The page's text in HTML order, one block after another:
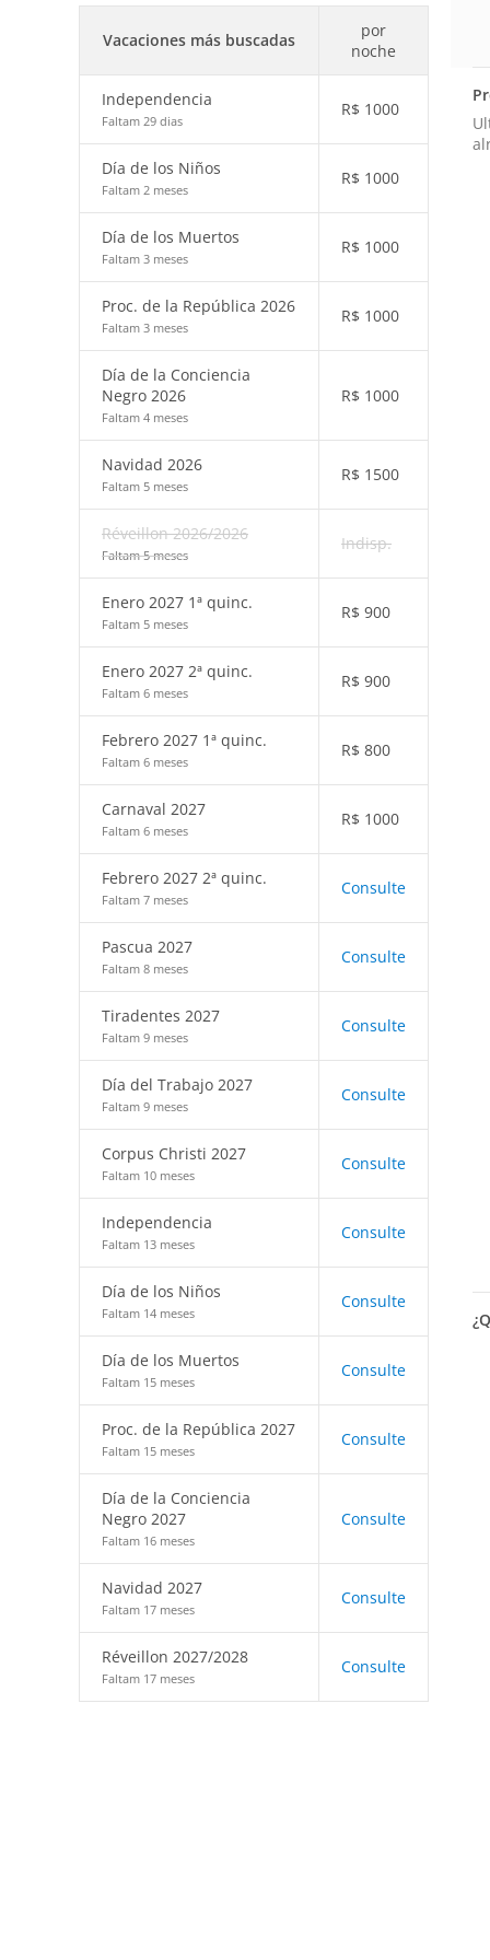
Vacaciones más buscadas
por
noche
Independencia
Faltam 29 dias
R$ 1000
Día de los Niños
Faltam 2 meses
R$ 1000
Día de los Muertos
Faltam 3 meses
R$ 1000
Proc. de la República 2026
Faltam 3 meses
R$ 1000
Día de la Conciencia
Negro 2026
Faltam 4 meses
R$ 1000
Navidad 2026
Faltam 5 meses
R$ 1500
Réveillon 2026/2026
Faltam 5 meses
Indisp.
Enero 2027 1ª quinc.
Faltam 5 meses
R$ 900
Enero 2027 2ª quinc.
Faltam 6 meses
R$ 900
Febrero 2027 1ª quinc.
Faltam 6 meses
R$ 800
Carnaval 2027
Faltam 6 meses
R$ 1000
Febrero 2027 2ª quinc.
Faltam 7 meses
Consulte
Pascua 2027
Faltam 8 meses
Consulte
Tiradentes 2027
Faltam 9 meses
Consulte
Día del Trabajo 2027
Faltam 9 meses
Consulte
Corpus Christi 2027
Faltam 10 meses
Consulte
Independencia
Faltam 13 meses
Consulte
Día de los Niños
Faltam 14 meses
Consulte
Día de los Muertos
Faltam 15 meses
Consulte
Proc. de la República 2027
Faltam 15 meses
Consulte
Día de la Conciencia
Negro 2027
Faltam 16 meses
Consulte
Navidad 2027
Faltam 17 meses
Consulte
Réveillon 2027/2028
Faltam 17 meses
Consulte